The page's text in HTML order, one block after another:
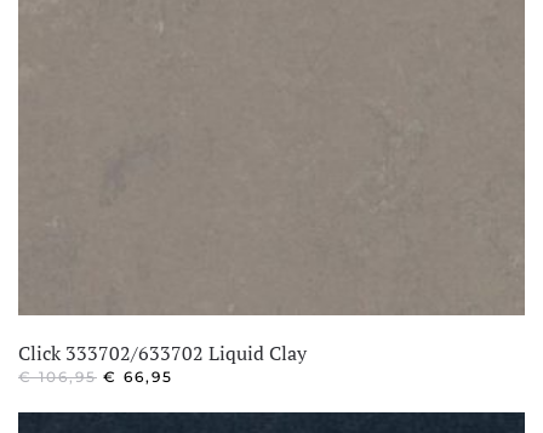
Click 333702/633702 Liquid Clay
€106,95 OORSPRONKELIJKE
€ 66,95